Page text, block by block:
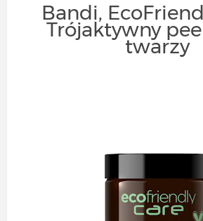
Bandi,
Trójaktywny
twarzy